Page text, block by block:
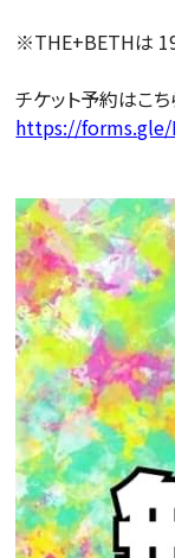
※THE+BETHは
チケット予約はこち
https://forms.gle/